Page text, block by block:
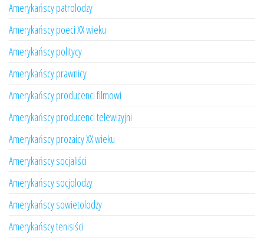
Amerykańscy patrolodzy
Amerykańscy poeci XX wieku
Amerykańscy politycy
Amerykańscy prawnicy
Amerykańscy producenci filmowi
Amerykańscy producenci telewizyjni
Amerykańscy prozaicy XX wieku
Amerykańscy socjaliści
Amerykańscy socjolodzy
Amerykańscy sowietolodzy
Amerykańscy tenisiści